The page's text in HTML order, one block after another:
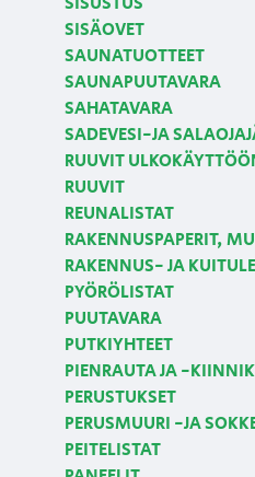
SISÄOVET
SAUNATUOTTEET
SAUNAPUUTAVARA
SAHATAVARA
SADEVESI-JA
RUUVIT
RUUVIT
REUNALISTAT
RAKENNUSPAPERIT,
RAKENNUS- JA
PYÖRÖLISTAT
PUUTAVARA
PUTKIYHTEET
PIENRAUTA JA -
PERUSTUKSET
PERUSMUURI -JA
PEITELISTAT